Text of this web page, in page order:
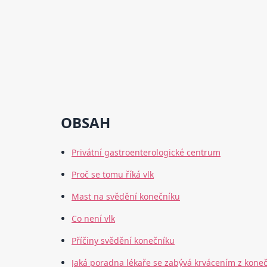
OBSAH
Privátní gastroenterologické centrum
Proč se tomu říká vlk
Mast na svědění konečníku
Co není vlk
Příčiny svědění konečníku
Jaká poradna lékaře se zabývá krvácením z